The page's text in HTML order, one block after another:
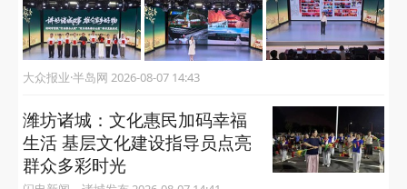
大众报业·半岛网 2026-08-07 14:43
潍坊诸城：文化惠民加码幸福
生活 基层文化建设指导员点亮
群众多彩时光